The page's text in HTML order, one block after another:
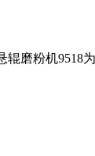
磨粉机9518